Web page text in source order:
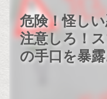
危険！怪し
注意しろ！
の手口を暴露